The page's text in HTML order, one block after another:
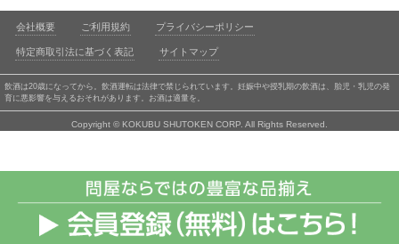
会社概要 ご利用規約 プライバシーポリシー
特定商取引法に基づく表記 サイトマップ
飲酒は20歳になってから。飲酒運転は法律で禁じられています。妊娠中や授乳期の飲酒は、胎児・乳児の発
育に悪影響を与えるおそれがあります。お酒は適量を。
Copyright © KOKUBU SHUTOKEN CORP. All Rights Reserved.